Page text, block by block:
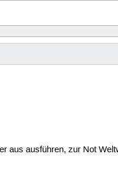
aus ausführen, zur Not